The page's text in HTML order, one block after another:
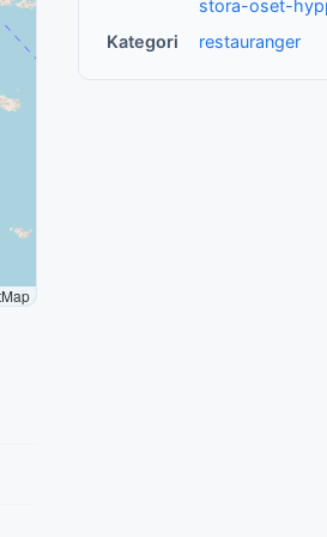
stora-oset-
Kategori
restauranger